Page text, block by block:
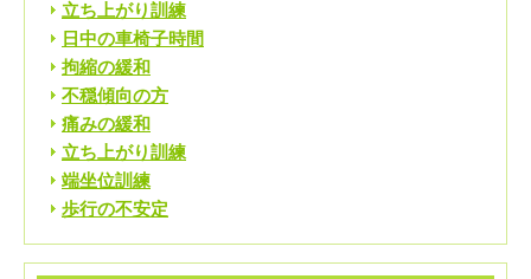
立ち上がり訓練
日中の車椅子時間
拘縮の緩和
不穏傾向の方
痛みの緩和
立ち上がり訓練
端坐位訓練
歩行の不安定